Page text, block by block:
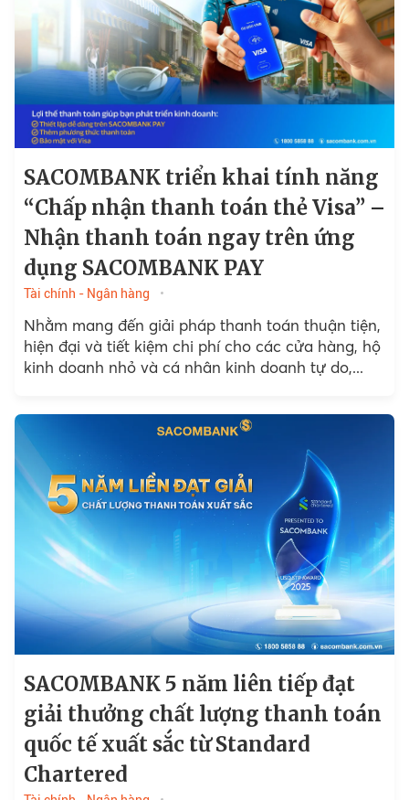
SACOMBANK triển khai tính năng
“Chấp nhận thanh toán thẻ Visa” –
Nhận thanh toán ngay trên ứng
dụng SACOMBANK PAY
Tài chính - Ngân hàng
Nhằm mang đến giải pháp thanh toán thuận tiện,
hiện đại và tiết kiệm chi phí cho các cửa hàng, hộ
kinh doanh nhỏ và cá nhân kinh doanh tự do,...
SACOMBANK 5 năm liên tiếp đạt
giải thưởng chất lượng thanh toán
quốc tế xuất sắc từ Standard
Chartered